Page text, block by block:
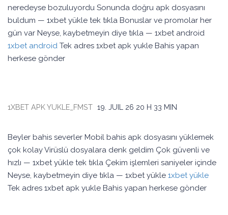
neredeyse bozuluyordu Sonunda doğru apk dosyasını
buldum — 1xbet yükle tek tıkla Bonuslar ve promolar her
gün var Neyse, kaybetmeyin diye tıkla — 1xbet android
1xbet android Tek adres 1xbet apk yukle Bahis yapan
herkese gönder
1XBET APK YUKLE_FMST 19. JUIL 26 20 H 33 MIN
Beyler bahis severler Mobil bahis apk dosyasını yüklemek
çok kolay Virüslü dosyalara denk geldim Çok güvenli ve
hızlı — 1xbet yükle tek tıkla Çekim işlemleri saniyeler içinde
Neyse, kaybetmeyin diye tıkla — 1xbet yükle 1xbet yükle
Tek adres 1xbet apk yukle Bahis yapan herkese gönder